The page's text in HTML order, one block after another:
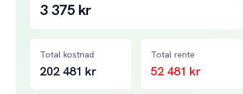
3 375kr
Total kostnad
202 481 kr
Total rente
52 481 kr